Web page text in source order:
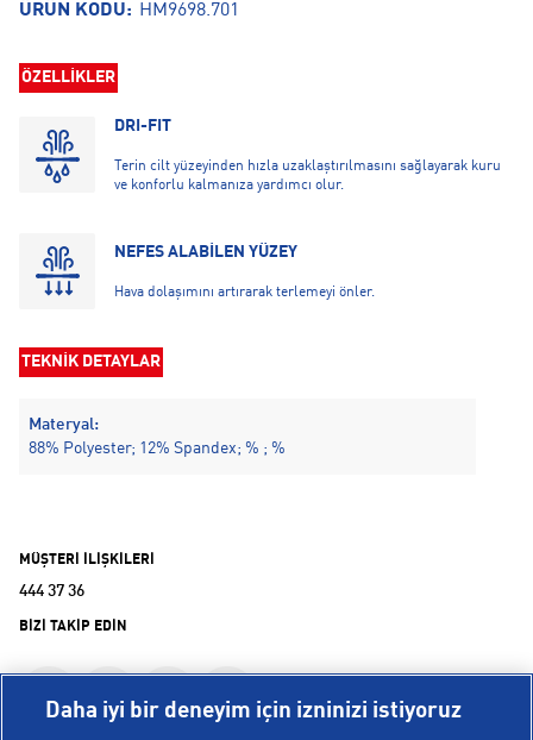
ÜRÜN KODU: HM9698.701
ÖZELLİKLER
DRI-FIT
Terin cilt yüzeyinden hızla uzaklaştırılmasını sağlayarak kuru
ve konforlu kalmanıza yardımcı olur.
NEFES ALABİLEN YÜZEY
Hava dolaşımını artırarak terlemeyi önler.
TEKNİK DETAYLAR
Materyal:
88% Polyester; 12% Spandex; % ; %
MÜŞTERİ İLİŞKİLERİ
444 37 36
BİZİ TAKİP EDİN
Daha iyi bir deneyim için izninizi istiyoruz